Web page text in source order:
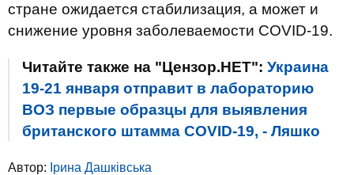
стране ожидается стабилизация, а может и
снижение уровня заболеваемости COVID-19.
Читайте также на "Цензор.НЕТ": Украина
19-21 января отправит в лабораторию
ВОЗ первые образцы для выявления
британского штамма COVID-19, - Ляшко
Автор: Ірина Дашківська